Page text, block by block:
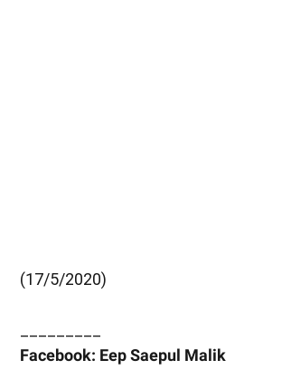
(17/5/2020)
Facebook: Eep Saepul Malik